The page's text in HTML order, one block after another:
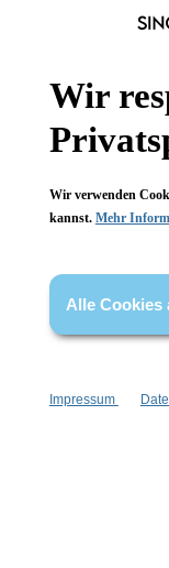
Gesetzliche
FAQ
* Alle Preise inkl.
Wir
Wir verwenden
kannst. Mehr
Alle Cookies
Impressum